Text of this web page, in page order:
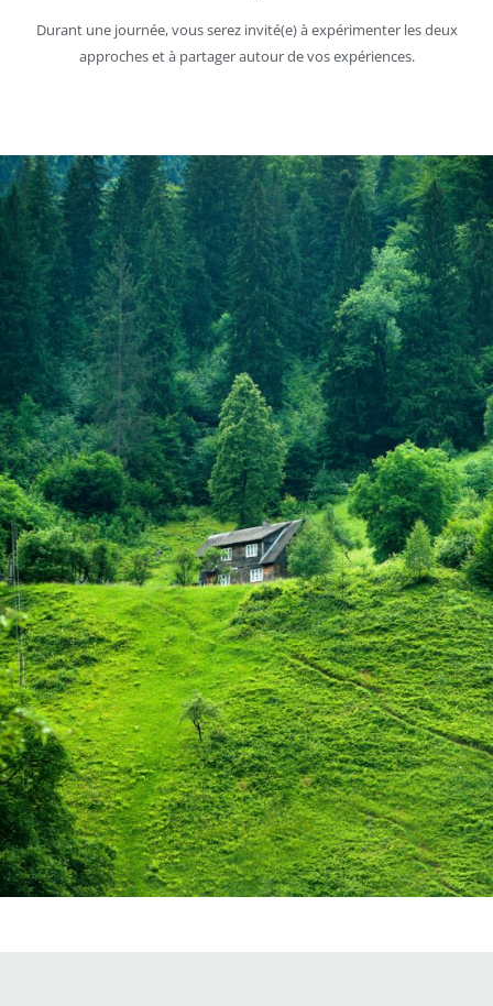
Durant une journée, vous serez invité(e) à expérimenter les deux
approches et à partager autour de vos expériences.